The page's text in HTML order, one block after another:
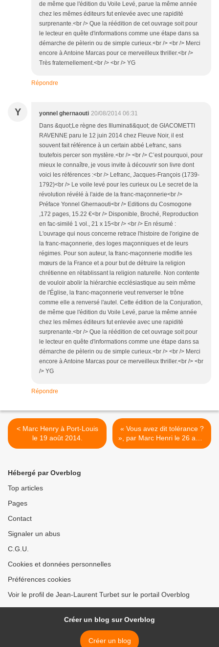
de même que l'édition du Voile Levé, parue la même année
chez les mêmes éditeurs fut enlevée avec une rapidité
surprenante.<br /> Que la réédition de cet ouvrage soit pour
le lecteur en quête d'informations comme une étape dans sa
démarche de pèlerin ou de simple curieux.<br /> <br /> Merci
encore à Antoine Marcas pour ce merveilleux thriller.<br />
Très fraternellement.<br /> <br /> YG
Répondre
Y yonnel ghernaouti 20/08/2014 06:31
Dans &quot;Le règne des Illuminati&quot; de GIACOMETTI
RAVENNE paru le 12 juin 2014 chez Fleuve Noir, il est
souvent fait référence à un certain abbé Lefranc, sans
toutefois percer son mystère.<br /> <br /> C’est pourquoi, pour
mieux le connaître, je vous invite à découvrir son livre dont
voici les références :<br /> Lefranc, Jacques-François (1739-
1792)<br /> Le voile levé pour les curieux ou Le secret de la
révolution révélé à l'aide de la franc-maçonnerie<br />
Préface Yonnel Ghernaouti<br /> Editions du Cosmogone
,172 pages, 15.22 €<br /> Disponible, Broché, Reproduction
en fac-similé 1 vol., 21 x 15<br /> <br /> En résumé :
L'ouvrage qui nous concerne retrace l'histoire de l'origine de
la franc-maçonnerie, des loges maçonniques et de leurs
régimes. Pour son auteur, la franc-maçonnerie modifie les
mœurs de la France et a pour but de détruire la religion
chrétienne en rétablissant la religion naturelle. Non contente
de vouloir abolir la hiérarchie ecclésiastique au sein même
de l'Église, la franc-maçonnerie veut renverser le trône
comme elle a renversé l'autel. Cette édition de la Conjuration,
de même que l'édition du Voile Levé, parue la même année
chez les mêmes éditeurs fut enlevée avec une rapidité
surprenante.<br /> Que la réédition de cet ouvrage soit pour
le lecteur en quête d'informations comme une étape dans sa
démarche de pèlerin ou de simple curieux.<br /> <br /> Merci
encore à Antoine Marcas pour ce merveilleux thriller.<br /> <br
/> YG
Répondre
< Marc Henry à Port-Louis
le 19 août 2014.
« Vous avez dit tolérance ?
», par Marc Henri le 26 août
2014 à Paris. >
Hébergé par Overblog
Top articles
Pages
Contact
Signaler un abus
C.G.U.
Cookies et données personnelles
Préférences cookies
Voir le profil de Jean-Laurent Turbet sur le portail Overblog
Créer un blog sur Overblog
Créer un blog